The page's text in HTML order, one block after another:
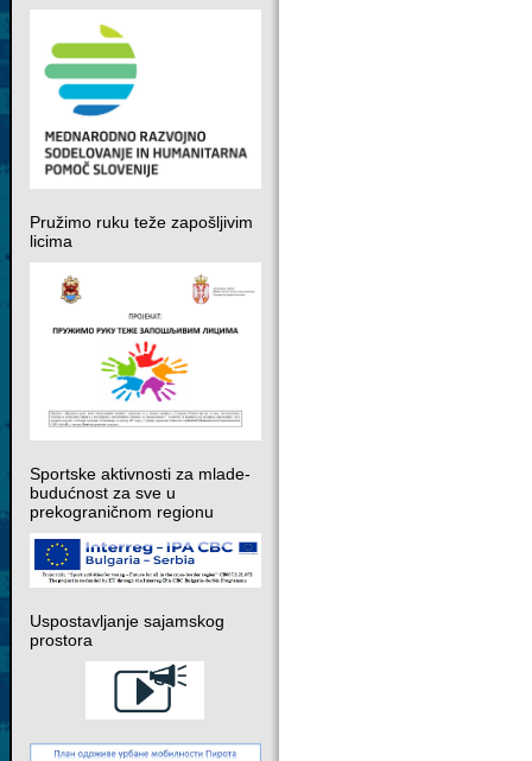
Pružimo ruku teže zapošljivim
licima
Sportske aktivnosti za mlade-
budućnost za sve u
prekograničnom regionu
Uspostavljanje sajamskog
prostora